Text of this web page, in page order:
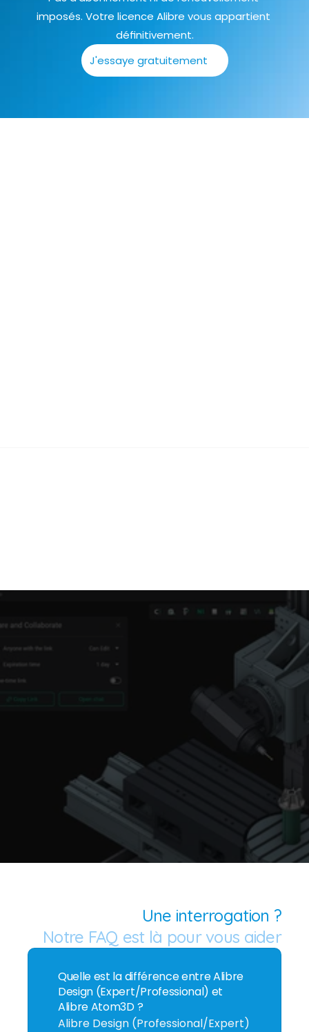
imposés. Votre licence Alibre vous appartient
définitivement.
J'essaye gratuitement
Besoin d'aller jusqu'à l'usinage ?
ENCY accompagne les professionnels de la
pièce 3D jusqu'à la machine-outil. Une solution
complète pensée pour les métiers de la
fabrication et de l'usinage.
Découvrir le logiciel
Une interrogation ?
Notre FAQ est là pour vous aider
Quelle est la différence entre Alibre
Design (Expert/Professional) et
Alibre Atom3D ?
Alibre Design (Professional/Expert)